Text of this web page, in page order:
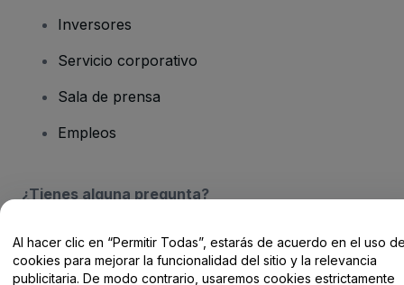
Inversores
Servicio corporativo
Sala de prensa
Empleos
¿Tienes alguna pregunta?
Centro de Ayuda / Contacto
Al hacer clic en “Permitir Todas”, estarás de acuerdo en el uso
cookies para mejorar la funcionalidad del sitio y la relevancia
publicitaria. De modo contrario, usaremos cookies estrictamente